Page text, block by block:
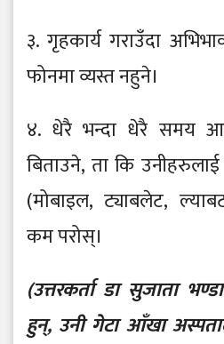
३. गृहकार्य गराउँदा
फोनमा व्यस्त नहुने।
४. धेरै भन्दा धेरै समय
बिताउने, ता कि
(मोबाइल, ट्याबलेट,
कम परोस्।
(उत्तरकर्ता डा सुजाता
हुन्, उनी गेटा आँखा